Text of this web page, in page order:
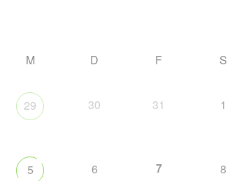
M D F S
29 30 31 1
5 6 7 8